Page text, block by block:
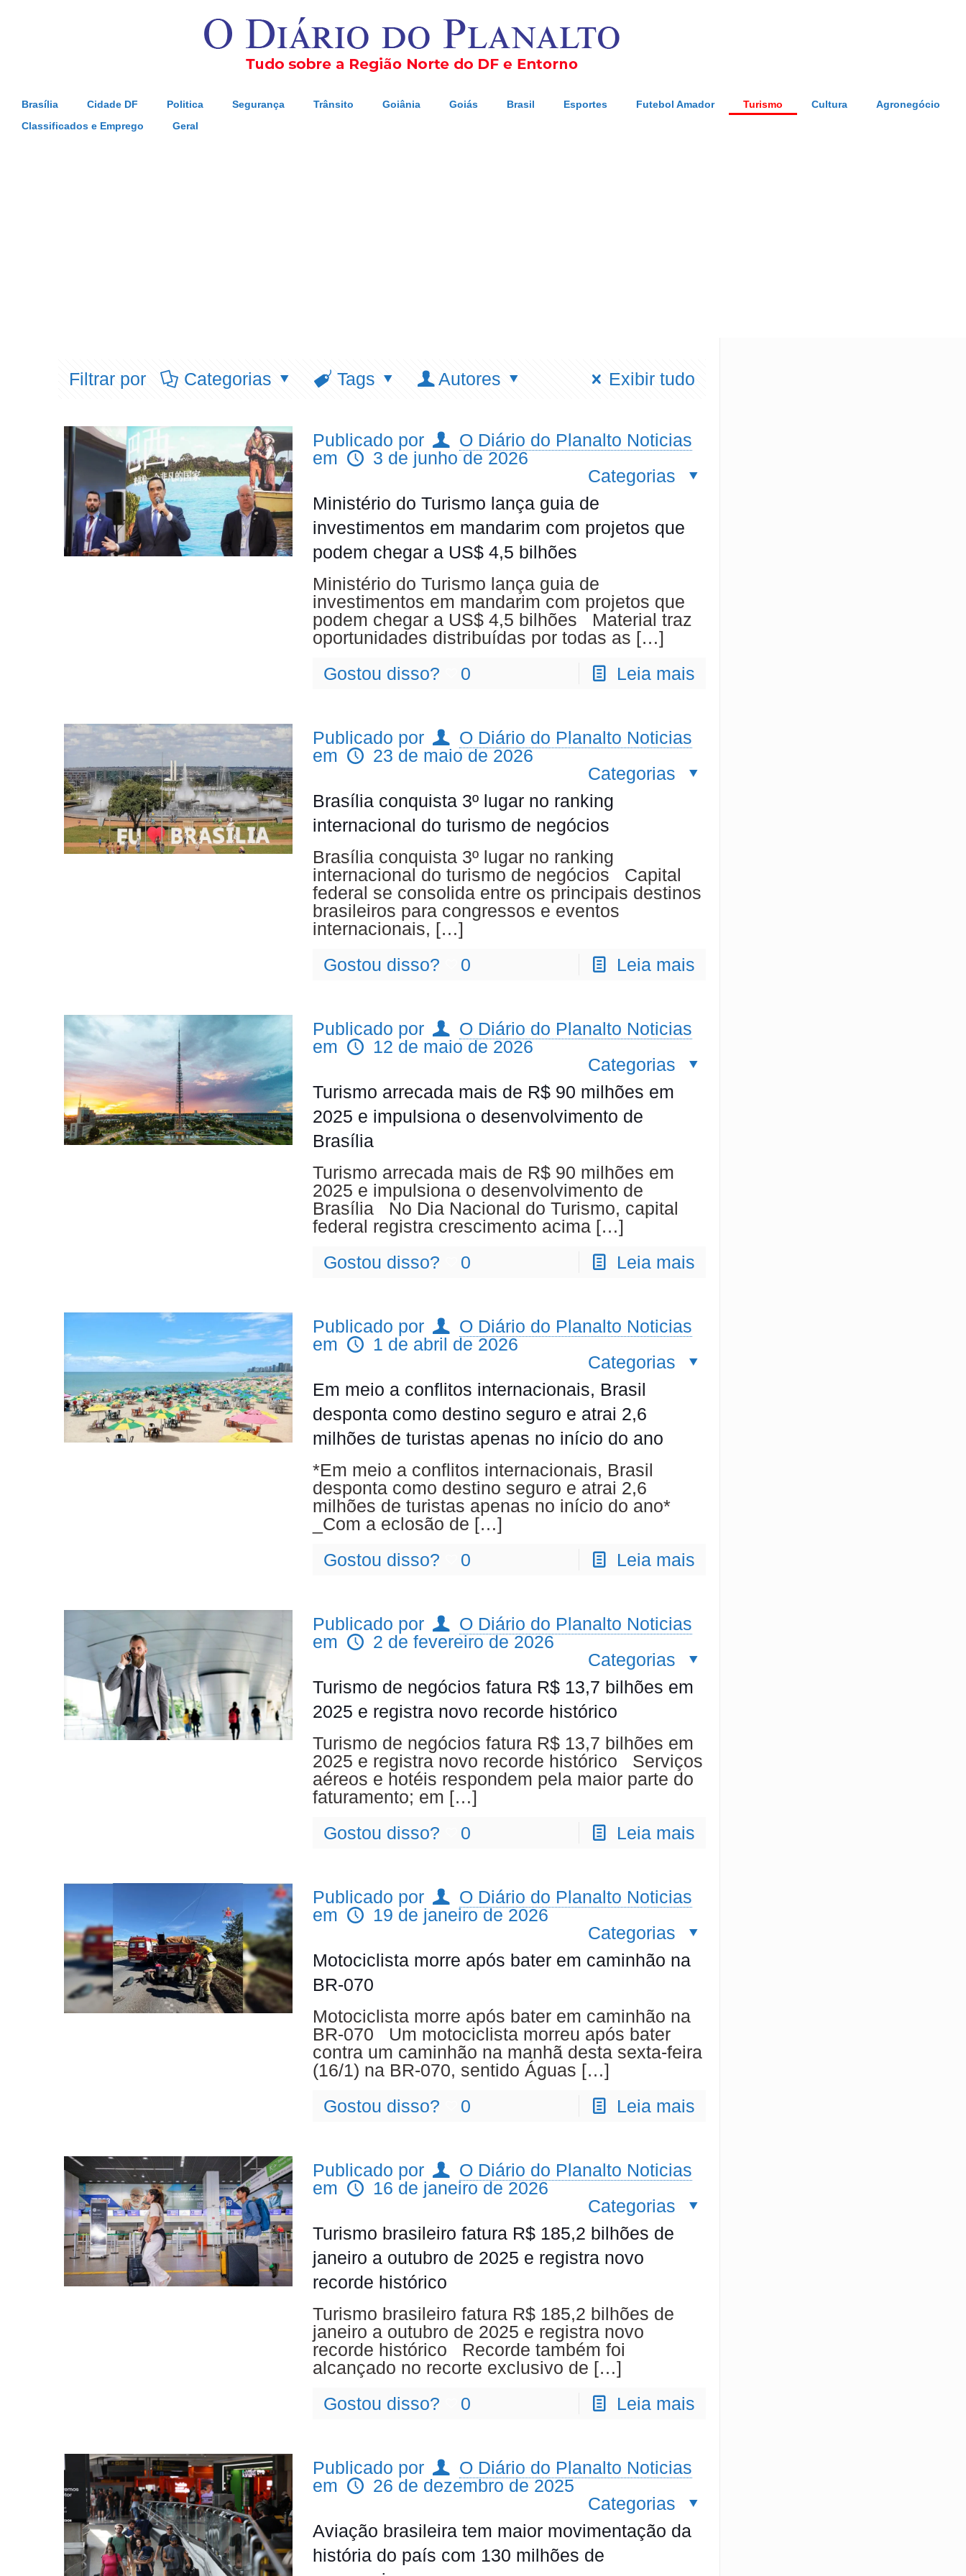
Brasília Cidade DF Politica Segurança Trânsito Goiânia Goiás Brasil Esportes Futebol Amador Turismo Cultura
Agronegócio
Classificados e Emprego
Geral
Filtrar por Categorias Tags Autores Exibir tudo
Publicado por
O Diário do Planalto Noticias
em
3 de junho de 2026
Categorias
Ministério do Turismo lança guia de
investimentos em mandarim com projetos que
podem chegar a US$ 4,5 bilhões
Ministério do Turismo lança guia de
investimentos em mandarim com projetos que
podem chegar a US$ 4,5 bilhões Material traz
oportunidades distribuídas por todas as […]
Gostou disso?
0 Leia mais
Publicado por
O Diário do Planalto Noticias
em
23 de maio de 2026
Categorias
Brasília conquista 3º lugar no ranking
internacional do turismo de negócios
Brasília conquista 3º lugar no ranking
internacional do turismo de negócios Capital
federal se consolida entre os principais destinos
brasileiros para congressos e eventos
internacionais, […]
Gostou disso?
0 Leia mais
Publicado por
O Diário do Planalto Noticias
em
12 de maio de 2026
Categorias
Turismo arrecada mais de R$ 90 milhões em
2025 e impulsiona o desenvolvimento de
Brasília
Turismo arrecada mais de R$ 90 milhões em
2025 e impulsiona o desenvolvimento de
Brasília No Dia Nacional do Turismo, capital
federal registra crescimento acima[…]
Gostou disso?
0 Leia mais
Publicado por
O Diário do Planalto Noticias
em
1 de abril de 2026
Categorias
Em meio a conflitos internacionais, Brasil
desponta como destino seguro e atrai 2,6
milhões de turistas apenas no início do ano
*Em meio a conflitos internacionais, Brasil
desponta como destino seguro e atrai 2,6
milhões de turistas apenas no início do ano*
_Com a eclosão de […]
Gostou disso?
0 Leia mais
Publicado por
O Diário do Planalto Noticias
em
2 de fevereiro de 2026
Categorias
Turismo de negócios fatura R$ 13,7 bilhões em
2025 e registra novo recorde histórico
Turismo de negócios fatura R$ 13,7 bilhões em
2025 e registra novo recorde histórico Serviços
aéreos e hotéis respondem pela maior parte do
faturamento; em […]
Gostou disso?
0 Leia mais
Publicado por
O Diário do Planalto Noticias
em
19 de janeiro de 2026
Categorias
Motociclista morre após bater em caminhão na
BR-070
Motociclista morre após bater em caminhão na
BR-070 Um motociclista morreu após bater
contra um caminhão na manhã desta sexta-feira
(16/1) na BR-070, sentido Águas […]
Gostou disso?
0 Leia mais
Publicado por
O Diário do Planalto Noticias
em
16 de janeiro de 2026
Categorias
Turismo brasileiro fatura R$ 185,2 bilhões de
janeiro a outubro de 2025 e registra novo
recorde histórico
Turismo brasileiro fatura R$ 185,2 bilhões de
janeiro a outubro de 2025 e registra novo
recorde histórico Recorde também foi
alcançado no recorte exclusivo de […]
Gostou disso?
0 Leia mais
Publicado por
O Diário do Planalto Noticias
em
26 de dezembro de 2025
Categorias
Aviação brasileira tem maior movimentação da
história do país com 130 milhões de